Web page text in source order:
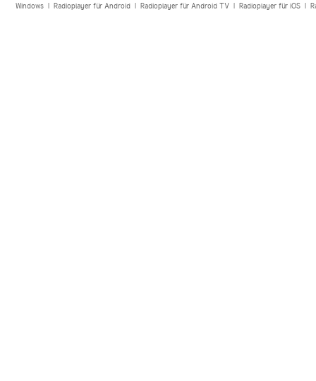
Windows| Radioplayer für Android| Radioplayer für Android TV| Radioplayer für iOS|